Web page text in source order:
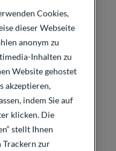
Cookies,
dieser Webseite
anonym zu
Inhalten zu
Website gehostet
akzeptieren,
indem Sie auf
klicken. Die
stellt Ihnen
zur